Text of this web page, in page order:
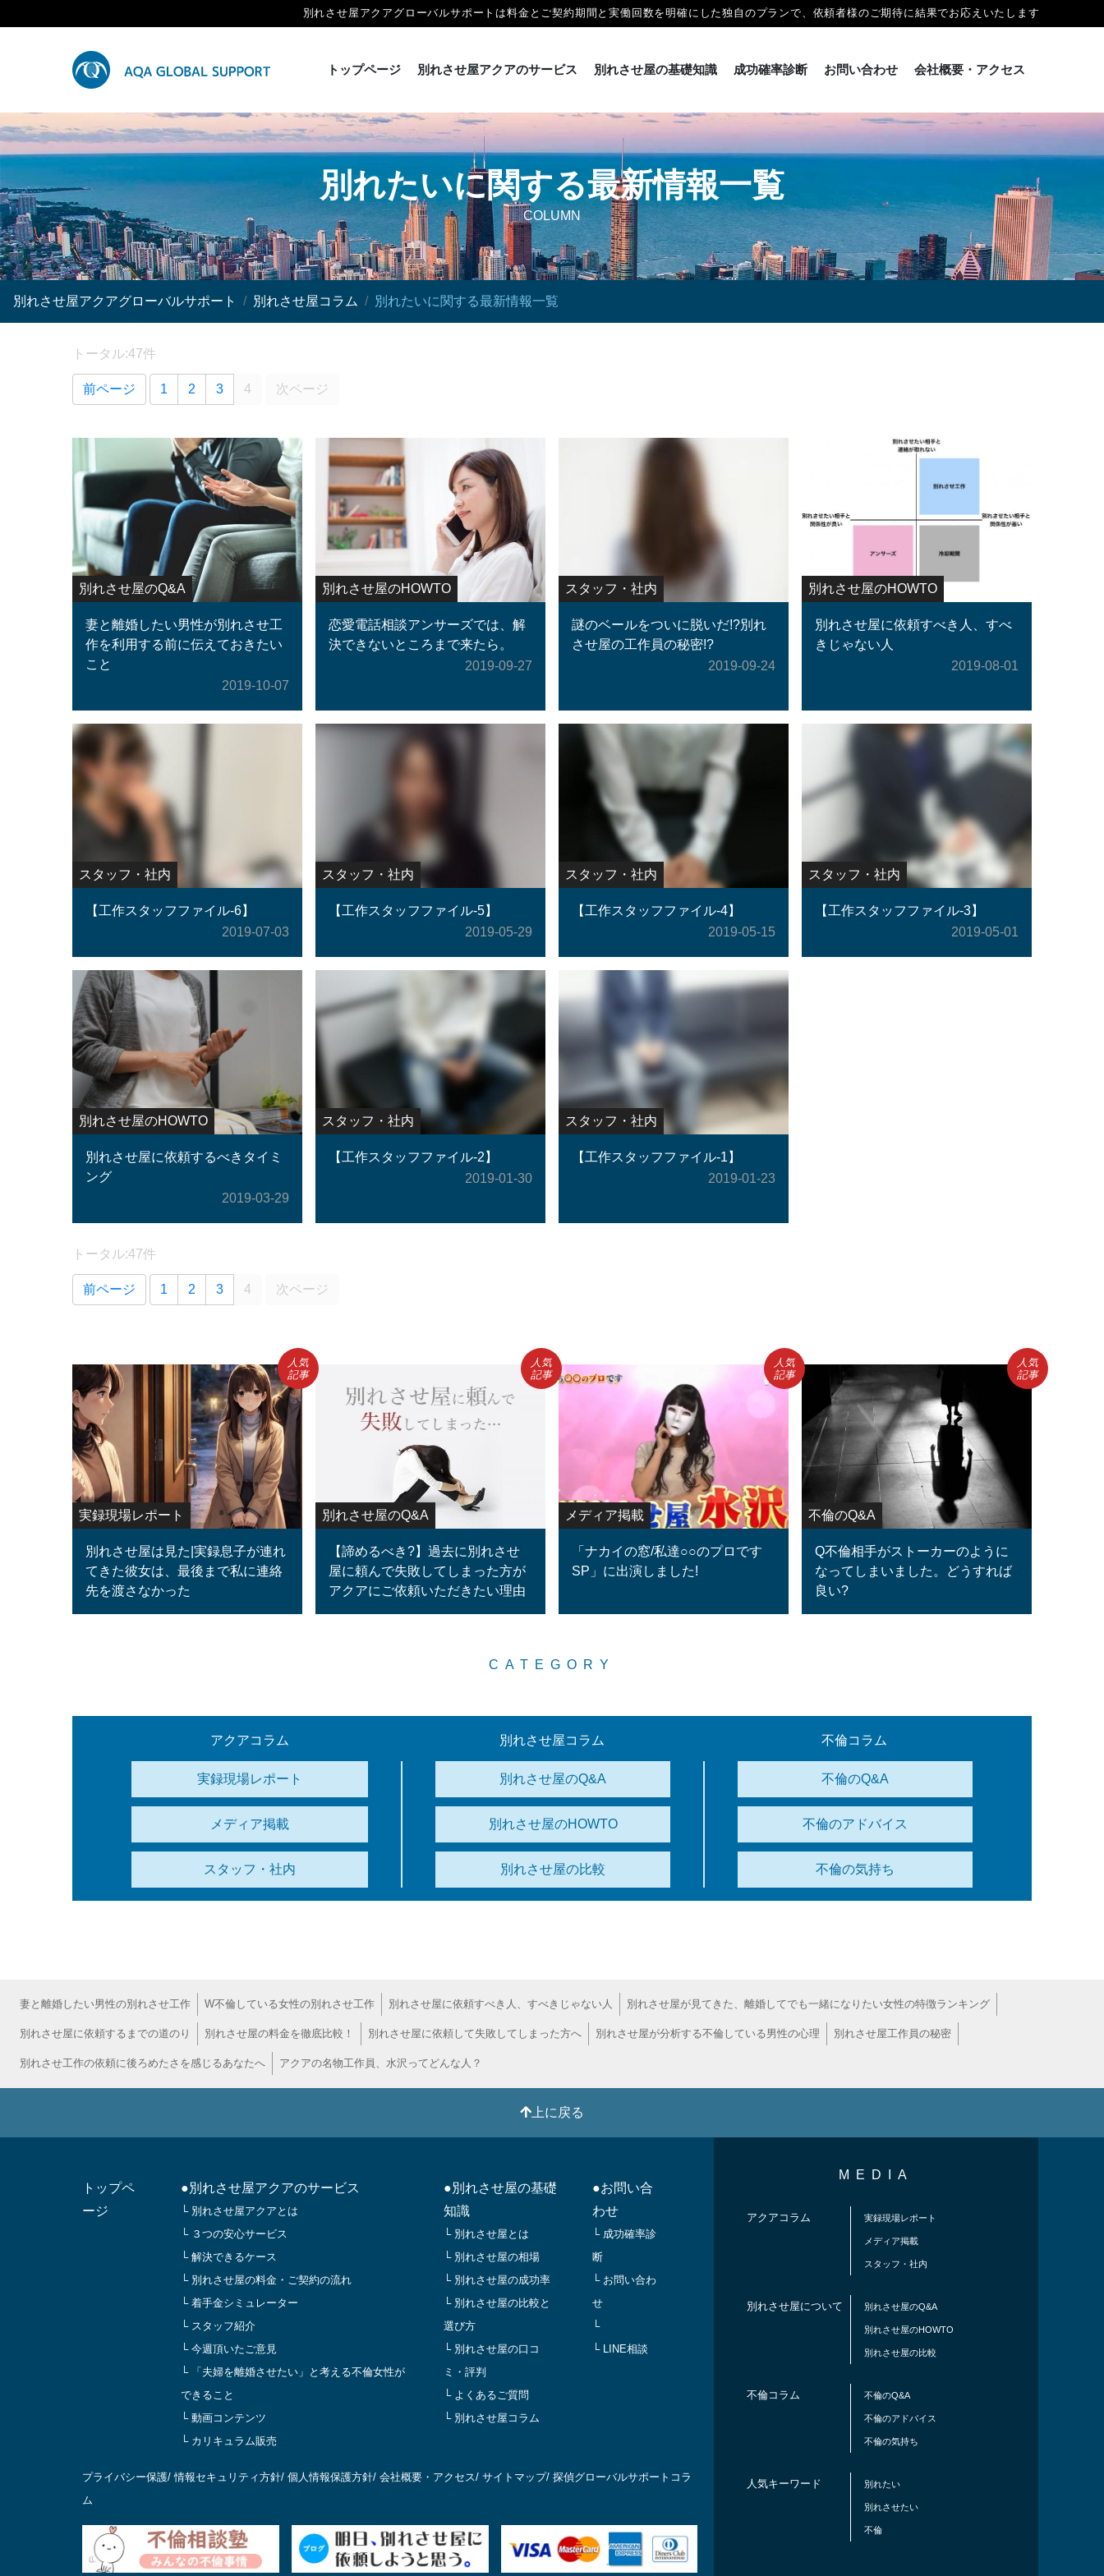
別れさせ屋アクアグローバルサポートは料金とご契約期間と実働回数を明確にした独自のプランで、依頼者様のご期待に結果でお応えいたします
トップページ 別れさせ屋アクアのサービス 別れさせ屋の基礎知識 成功確率診断 お問い合わせ 会社概要・アクセス
別れたいに関する最新情報一覧
COLUMN
別れさせ屋アクアグローバルサポート 別れさせ屋コラム 別れたいに関する最新情報一覧
トータル:47件
前ページ 1 2 3 4 次ページ
別れさせ屋のQ&A
妻と離婚したい男性が別れさせ工
作を利用する前に伝えておきたい
こと
2019-10-07
別れさせ屋のHOWTO
恋愛電話相談アンサーズでは、解
決できないところまで来たら。
2019-09-27
スタッフ・社内
謎のベールをついに脱いだ!?別れ
させ屋の工作員の秘密!?
2019-09-24
別れさせ屋のHOWTO
別れさせ屋に依頼すべき人、すべ
きじゃない人
2019-08-01
スタッフ・社内
【工作スタッフファイル-6】
2019-07-03
スタッフ・社内
【工作スタッフファイル-5】
2019-05-29
スタッフ・社内
【工作スタッフファイル-4】
2019-05-15
スタッフ・社内
【工作スタッフファイル-3】
2019-05-01
別れさせ屋のHOWTO
別れさせ屋に依頼するべきタイミ
ング
2019-03-29
スタッフ・社内
【工作スタッフファイル-2】
2019-01-30
スタッフ・社内
【工作スタッフファイル-1】
2019-01-23
トータル:47件
前ページ 1 2 3 4 次ページ
実録現場レポート
別れさせ屋は見た|実録息子が連れ
てきた彼女は、最後まで私に連絡
先を渡さなかった
人気
記事
別れさせ屋のQ&A
【諦めるべき?】過去に別れさせ
屋に頼んで失敗してしまった方が
アクアにご依頼いただきたい理由
人気
記事
メディア掲載
「ナカイの窓/私達○○のプロです
SP」に出演しました!
人気
記事
不倫のQ&A
Q不倫相手がストーカーのように
なってしまいました。どうすれば
良い?
人気
記事
CATEGORY
アクアコラム
実録現場レポート
メディア掲載
スタッフ・社内
別れさせ屋コラム
別れさせ屋のQ&A
別れさせ屋のHOWTO
別れさせ屋の比較
不倫コラム
不倫のQ&A
不倫のアドバイス
不倫の気持ち
妻と離婚したい男性の別れさせ工作 W不倫している女性の別れさせ工作 別れさせ屋に依頼すべき人、すべきじゃない人 別れさせ屋が見てきた、離婚してでも一緒になりたい女性の特徴ランキング
別れさせ屋に依頼するまでの道のり 別れさせ屋の料金を徹底比較！ 別れさせ屋に依頼して失敗してしまった方へ 別れさせ屋が分析する不倫している男性の心理 別れさせ屋工作員の秘密
別れさせ工作の依頼に後ろめたさを感じるあなたへ アクアの名物工作員、水沢ってどんな人？
上に戻る
トップペ
ージ
●別れさせ屋アクアのサービス
└ 別れさせ屋アクアとは
└ ３つの安心サービス
└ 解決できるケース
└ 別れさせ屋の料金・ご契約の流れ
└ 着手金シミュレーター
└ スタッフ紹介
└ 今週頂いたご意見
└ 「夫婦を離婚させたい」と考える不倫女性が
できること
└ 動画コンテンツ
└ カリキュラム販売
●別れさせ屋の基礎
知識
└ 別れさせ屋とは
└ 別れさせ屋の相場
└ 別れさせ屋の成功率
└ 別れさせ屋の比較と
選び方
└ 別れさせ屋の口コ
ミ・評判
└ よくあるご質問
└ 別れさせ屋コラム
●お問い合
わせ
└ 成功確率診
断
└ お問い合わ
せ
└
└ LINE相談
プライバシー保護/情報セキュリティ方針/ 個人情報保護方針/ 会社概要・アクセス/ サイトマップ/ 探偵グローバルサポートコラ
ム
MEDIA
アクアコラム 実録現場レポート
メディア掲載
スタッフ・社内
別れさせ屋について 別れさせ屋のQ&A
別れさせ屋のHOWTO
別れさせ屋の比較
不倫コラム 不倫のQ&A
不倫のアドバイス
不倫の気持ち
人気キーワード 別れたい
別れさせたい
不倫